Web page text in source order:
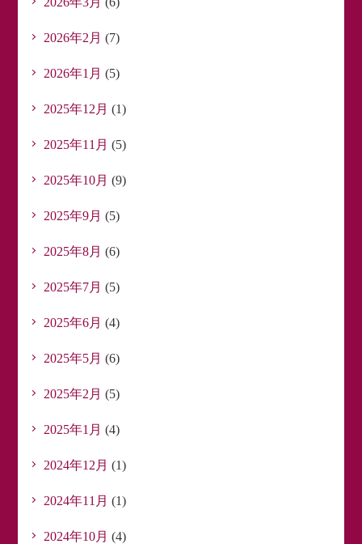
2026年2月 (7)
2026年1月 (5)
2025年12月 (1)
2025年11月 (5)
2025年10月 (9)
2025年9月 (5)
2025年8月 (6)
2025年7月 (5)
2025年6月 (4)
2025年5月 (6)
2025年2月 (5)
2025年1月 (4)
2024年12月 (1)
2024年11月 (1)
2024年10月 (4)